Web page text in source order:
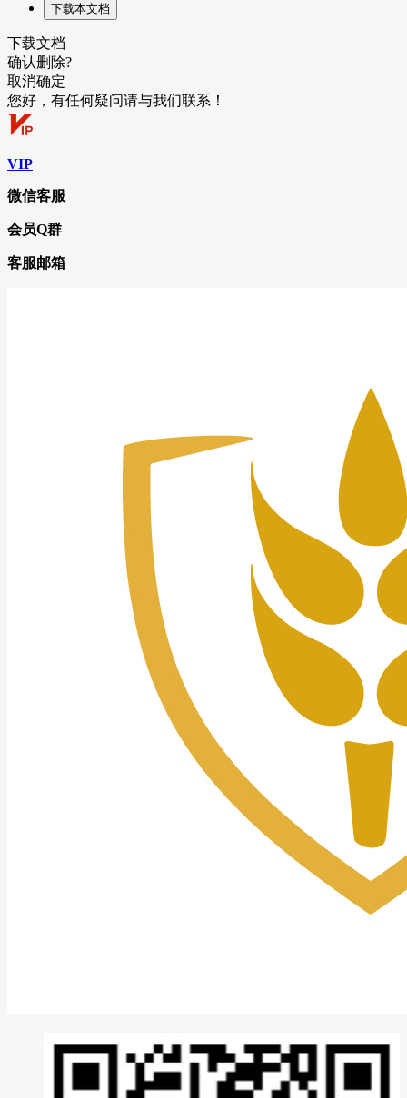
下载本文档
下载文档
确认删除?
取消确定
您好，有任何疑问请与我们联系！
VIP
微信客服
会员Q群
客服邮箱